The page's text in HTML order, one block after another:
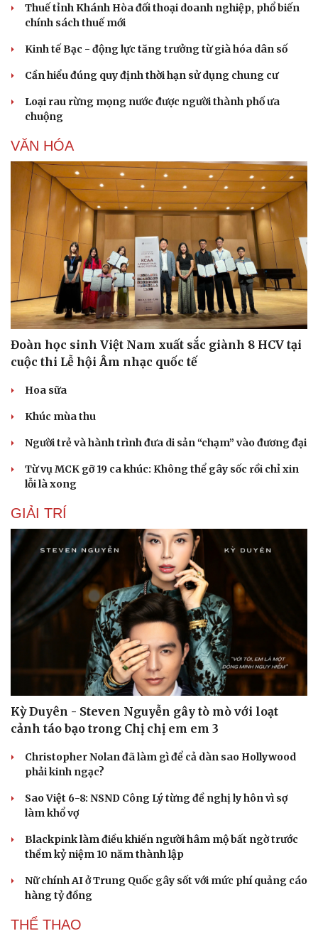
Thuế tỉnh Khánh Hòa đối thoại doanh nghiệp, phổ biến
chính sách thuế mới
Kinh tế Bạc - động lực tăng trưởng từ già hóa dân số
Cần hiểu đúng quy định thời hạn sử dụng chung cư
Loại rau rừng mọng nước được người thành phố ưa
chuộng
VĂN HÓA
Đoàn học sinh Việt Nam xuất sắc giành 8 HCV tại
cuộc thi Lễ hội Âm nhạc quốc tế
Hoa sữa
Khúc mùa thu
Người trẻ và hành trình đưa di sản “chạm” vào đương đại
Từ vụ MCK gỡ 19 ca khúc: Không thể gây sốc rồi chỉ xin
lỗi là xong
GIẢI TRÍ
Kỳ Duyên - Steven Nguyễn gây tò mò với loạt
cảnh táo bạo trong Chị chị em em 3
Christopher Nolan đã làm gì để cả dàn sao Hollywood
phải kinh ngạc?
Sao Việt 6-8: NSND Công Lý từng đề nghị ly hôn vì sợ
làm khổ vợ
Blackpink làm điều khiến người hâm mộ bất ngờ trước
thềm kỷ niệm 10 năm thành lập
Nữ chính AI ở Trung Quốc gây sốt với mức phí quảng cáo
hàng tỷ đồng
THỂ THAO